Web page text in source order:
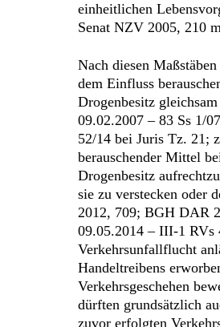
einheitlichen
Senat NZV 2005, 210
Nach diesen
dem Einfluss
Drogenbesitz
09.02.2007 – 83 Ss 1/
52/14 bei Juris Tz. 21;
berauschender Mittel
Drogenbesitz
sie zu verstecken oder
2012, 709; BGH DAR
09.05.2014 – III-1 RVs
Verkehrsunfallflucht
Handeltreibens
Verkehrsgeschehen
dürften grundsätzlich
zuvor erfolgten